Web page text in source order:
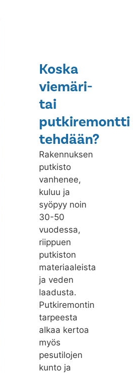
Koska
viemäri-
tai
putkiremontti
tehdään?
Rakennuksen
putkisto
vanhenee,
kuluu ja
syöpyy noin
30-50
vuodessa,
riippuen
putkiston
materiaaleista
ja veden
laadusta.
Putkiremontin
tarpeesta
alkaa kertoa
myös
pesutilojen
kunto ja